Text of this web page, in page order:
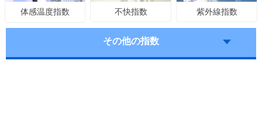
体感温度指数 不快指数 紫外線指数
その他の指数